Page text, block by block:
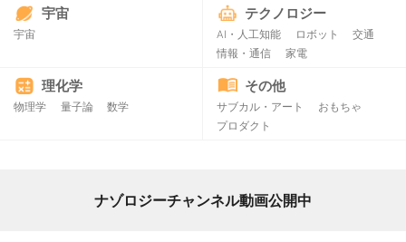
宇宙
宇宙
テクノロジー
AI・人工知能 ロボット
交通
情報・通信
家電
理化学
物理学 量子論 数学
その他
サブカル・アート
おもちゃ
プロダクト
ナゾロジーチャンネル動画公開中